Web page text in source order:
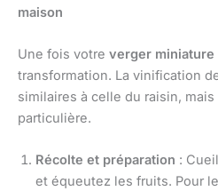
maison
Une fois votre verger miniature
transformation. La vinification
similaires à celle du raisin,
particulière.
Récolte et préparation :
et équeutez les fruits. Pour